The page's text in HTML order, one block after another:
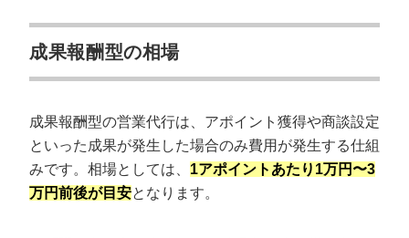
成果報酬型の相場
成果報酬型の営業代行は、アポイント獲得や商談設定
といった成果が発生した場合のみ費用が発生する仕組
みです。相場としては、 1アポイントあたり1万円〜3
万円前後が目安となります。